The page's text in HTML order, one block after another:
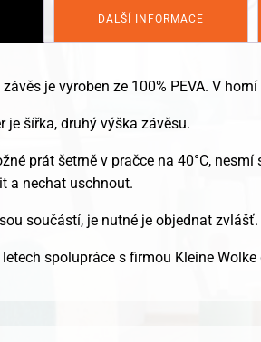
DALŠÍ INFORMACE
je vyroben ze 100% PEVA. V
je šířka, druhý výška závěsu.
prát šetrně v pračce na 40°C,
a nechat uschnout.
součástí, je nutné je objednat zvlášť.
letech spolupráce s firmou Kleine